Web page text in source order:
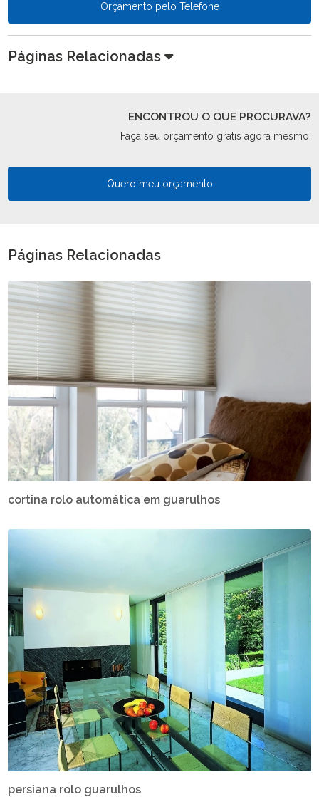
Orçamento pelo Telefone
Páginas Relacionadas
ENCONTROU O QUE PROCURAVA?
Faça seu orçamento grátis agora mesmo!
Quero meu orçamento
Páginas Relacionadas
cortina rolo automática em guarulhos
persiana rolo guarulhos